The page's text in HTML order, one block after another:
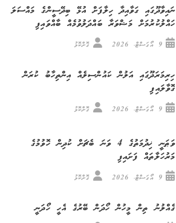
ނައިވާދޫގައި ގަވާއިދާ ހިލާފަށް އުޅޭ ބިދޭސީންގެ މައްސަލަ
ހައްލުކުރުމަށް މަޝްވަރާ ބައްދަލުވުމެއް ބާއްވައިފި
9 އޯގަސްޓް، 2026 ގޮށްކޮޅު
ހިރިމަރަދޫގައި އަލުން ކައުންސިލެއް އިންތިހާބު ކުރަން
ގޮވާލައިފި
9 އޯގަސްޓް، 2026 ގޮށްކޮޅު
ވަޠަނީ ޚިދުމަތުގެ 4 ވަނަ ބެޗަށް ކުދިން ހޮވުމުގެ
މަރުހަލާތައް ފަށައިފި
9 އޯގަސްޓް، 2026 ގޮށްކޮޅު
ގެއްލުނު ތިން މީހުން ހޯދަން ބޭރުގެ އެހީ ހޯދަނީ